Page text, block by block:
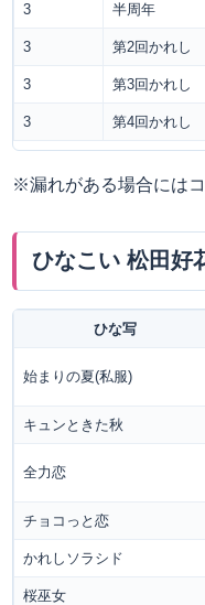
3 半周年
3 第2回かれし
3 第3回かれし
3 第4回かれし
※漏れがある場合には
ひなこい 松田好
ひな写
始まりの夏(私服)
キュンときた秋
全力恋
チョコっと恋
かれしソラシド
桜巫女